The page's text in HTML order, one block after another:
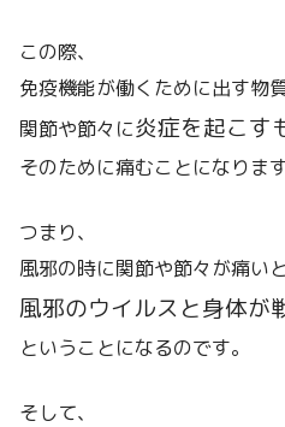
この際、
免疫機能が働くために出す物質
関節や節々に炎症を起こす
そのために痛むことになります
つまり、
風邪の時に関節や節々が痛い
風邪のウイルスと身体が
ということになるのです。
そして、